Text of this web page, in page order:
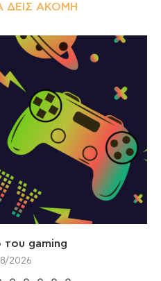
ΔΕΙΣ ΑΚΌΜΗ
του gaming
2026